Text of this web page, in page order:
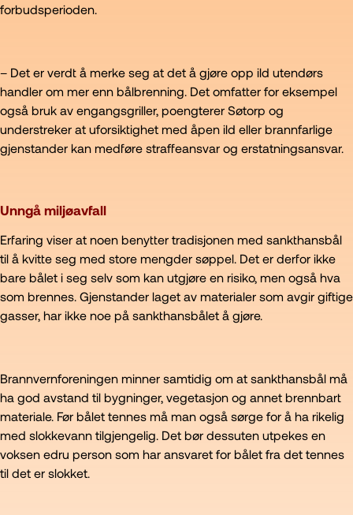
forbudsperioden.
– Det er verdt å merke seg at det å gjøre opp ild utendørs
handler om mer enn bålbrenning. Det omfatter for eksempel
også bruk av engangsgriller, poengterer Søtorp og
understreker at uforsiktighet med åpen ild eller brannfarlige
gjenstander kan medføre straffeansvar og erstatningsansvar.
Unngå miljøavfall
Erfaring viser at noen benytter tradisjonen med sankthansbål
til å kvitte seg med store mengder søppel. Det er derfor ikke
bare bålet i seg selv som kan utgjøre en risiko, men også hva
som brennes. Gjenstander laget av materialer som avgir giftige
gasser, har ikke noe på sankthansbålet å gjøre.
Brannvernforeningen minner samtidig om at sankthansbål må
ha god avstand til bygninger, vegetasjon og annet brennbart
materiale. Før bålet tennes må man også sørge for å ha rikelig
med slokkevann tilgjengelig. Det bør dessuten utpekes en
voksen edru person som har ansvaret for bålet fra det tennes
til det er slokket.